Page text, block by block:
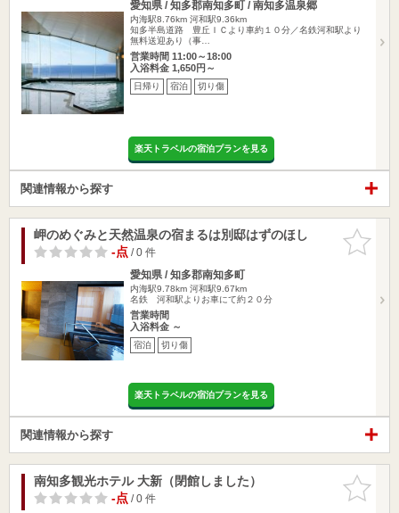
愛知県 / 知多郡南知多町 / 南知多温泉郷
内海駅8.76km 河和駅9.36km
知多半島道路 豊丘ＩＣより車約１０分／名鉄河和駅より
無料送迎あり（事…
営業時間 11:00～18:00
入浴料金 1,650円～
日帰り 宿泊 切り傷
楽天トラベルの宿泊プランを見る
関連情報から探す
お気に入
りに追加
岬のめぐみと天然温泉の宿まるは別邸はずのほし
-点/ 0 件
愛知県 / 知多郡南知多町
内海駅9.78km 河和駅9.67km
名鉄 河和駅よりお車にて約２０分
営業時間
入浴料金 ～
宿泊 切り傷
楽天トラベルの宿泊プランを見る
関連情報から探す
お気に入
りに追加
南知多観光ホテル 大新（閉館しました）
-点/ 0 件